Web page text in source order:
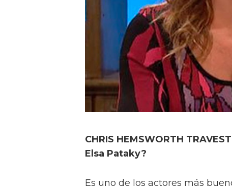
CHRIS HEMSWORTH
Elsa Pataky?
Es uno de los actores más